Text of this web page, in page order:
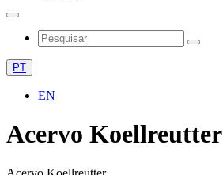
PT
EN
Acervo Koellreutter